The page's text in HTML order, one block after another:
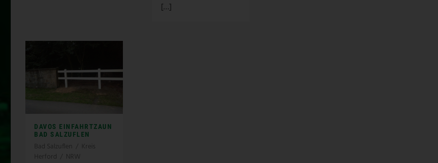
[…]
DAVOS EINFAHRTZAUN
BAD SALZUFLEN
Bad Salzuflen
Kreis
Herford
NRW